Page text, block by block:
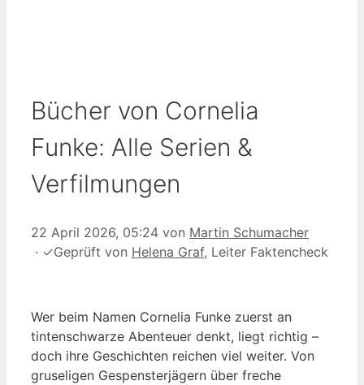
Bücher von Cornelia
Funke: Alle Serien &
Verfilmungen
22 April 2026, 05:24 von Martin Schumacher
· ✓Geprüft von Helena Graf, Leiter Faktencheck
Wer beim Namen Cornelia Funke zuerst an
tintenschwarze Abenteuer denkt, liegt richtig –
doch ihre Geschichten reichen viel weiter. Von
gruseligen Gespensterjägern über freche